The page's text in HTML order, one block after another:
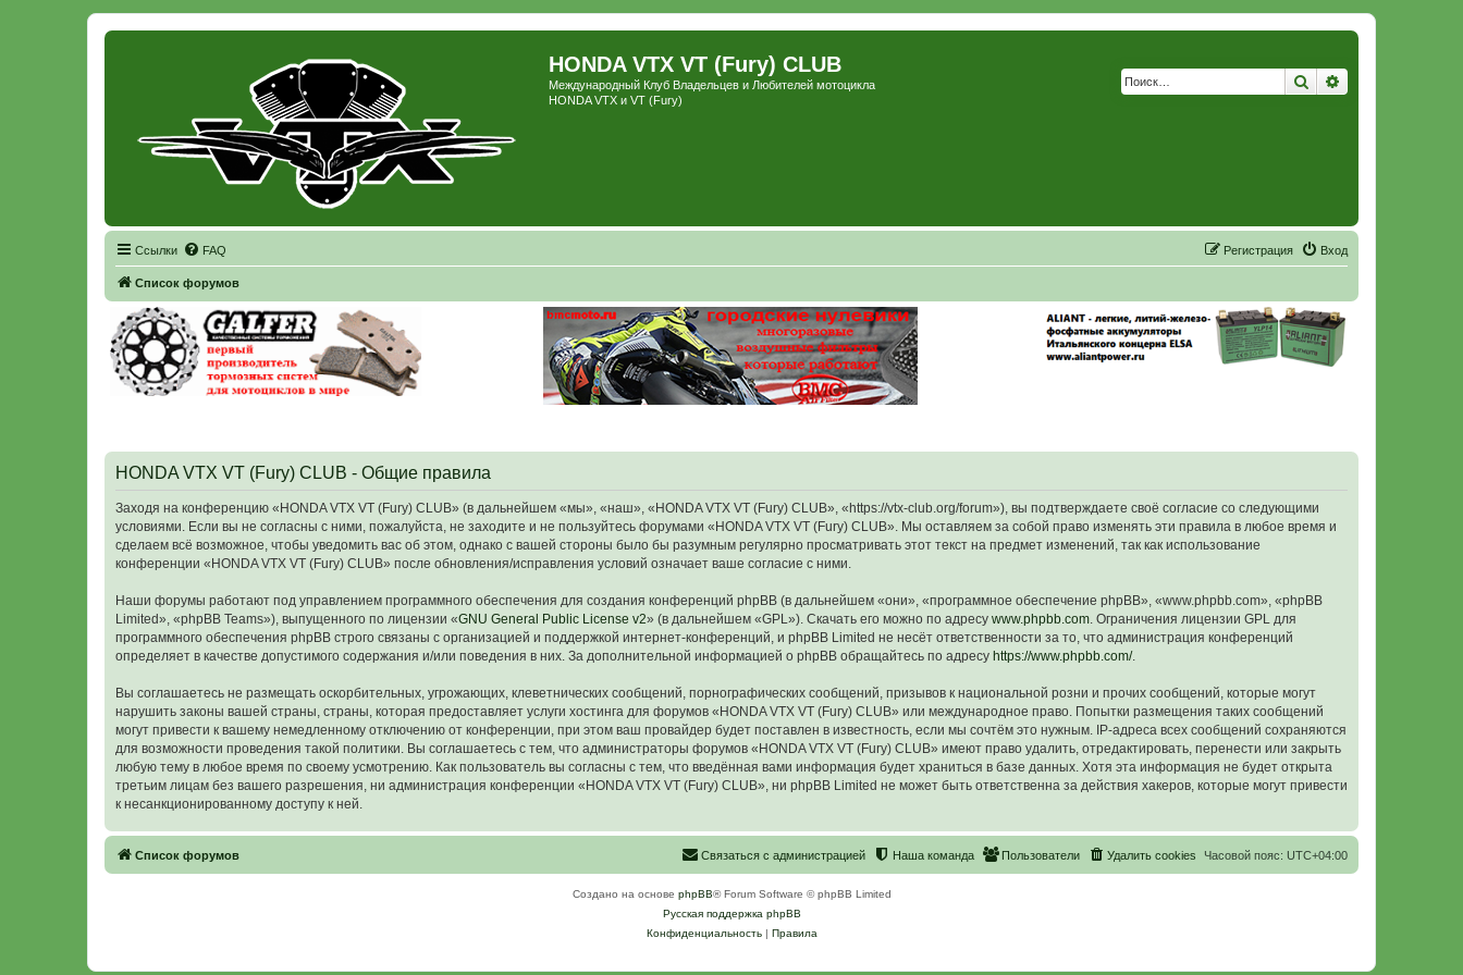
HONDA VTX VT (Fury) CLUB
Международный Клуб Владельцев и Любителей мотоцикла
HONDA VTX и VT (Fury)
Поиск
Ссылки FAQ Вход
Регистрация
Список форумов
HONDA VTX VT (Fury) CLUB - Общие правила
Заходя на конференцию «HONDA VTX VT (Fury) CLUB» (в дальнейшем «мы», «наш», «HONDA VTX VT (Fury) CLUB», «https://vtx-club.org/forum»), вы подтверждаете своё согласие со следующими
условиями. Если вы не согласны с ними, пожалуйста, не заходите и не пользуйтесь форумами «HONDA VTX VT (Fury) CLUB». Мы оставляем за собой право изменять эти правила в любое время и
сделаем всё возможное, чтобы уведомить вас об этом, однако с вашей стороны было бы разумным регулярно просматривать этот текст на предмет изменений, так как использование
конференции «HONDA VTX VT (Fury) CLUB» после обновления/исправления условий означает ваше согласие с ними.
Наши форумы работают под управлением программного обеспечения для создания конференций phpBB (в дальнейшем «они», «программное обеспечение phpBB», «www.phpbb.com», «phpBB
Limited», «phpBB Teams»), выпущенного по лицензии «GNU General Public License v2» (в дальнейшем «GPL»). Скачать его можно по адресу www.phpbb.com. Ограничения лицензии GPL для
программного обеспечения phpBB строго связаны с организацией и поддержкой интернет-конференций, и phpBB Limited не несёт ответственности за то, что администрация конференций
определяет в качестве допустимого содержания и/или поведения в них. За дополнительной информацией о phpBB обращайтесь по адресу https://www.phpbb.com/.
Вы соглашаетесь не размещать оскорбительных, угрожающих, клеветнических сообщений, порнографических сообщений, призывов к национальной розни и прочих сообщений, которые могут
нарушить законы вашей страны, страны, которая предоставляет услуги хостинга для форумов «HONDA VTX VT (Fury) CLUB» или международное право. Попытки размещения таких сообщений
могут привести к вашему немедленному отключению от конференции, при этом ваш провайдер будет поставлен в известность, если мы сочтём это нужным. IP-адреса всех сообщений сохраняются
для возможности проведения такой политики. Вы соглашаетесь с тем, что администраторы форумов «HONDA VTX VT (Fury) CLUB» имеют право удалить, отредактировать, перенести или закрыть
любую тему в любое время по своему усмотрению. Как пользователь вы согласны с тем, что введённая вами информация будет храниться в базе данных. Хотя эта информация не будет открыта
третьим лицам без вашего разрешения, ни администрация конференции «HONDA VTX VT (Fury) CLUB», ни phpBB Limited не может быть ответственна за действия хакеров, которые могут привести
к несанкционированному доступу к ней.
Список форумов Часовой пояс: UTC+04:00
Удалить cookies
Пользователи
Наша команда
Связаться с
Связаться с администрацией
Создано на основе phpBB® Forum Software © phpBB Limited
Русская поддержка phpBB
Конфиденциальность| Правила